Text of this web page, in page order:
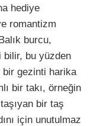
hediye
romantizm
burcu,
bilir, bu yüzden
gezinti harika
bir takı, örneğin
bir taş
için unutulmaz